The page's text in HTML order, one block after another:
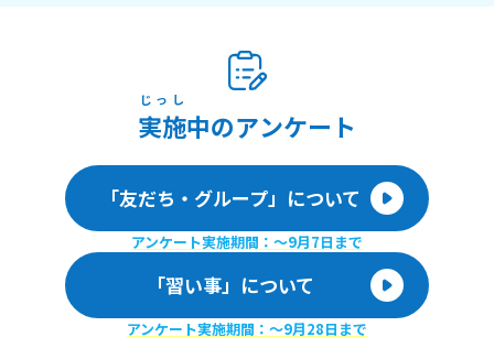
実施
じっし
中のアンケート
「友だち・グループ」について
アンケート実施期間：〜9月7日まで
「習い事」について
アンケート実施期間：〜9月28日まで